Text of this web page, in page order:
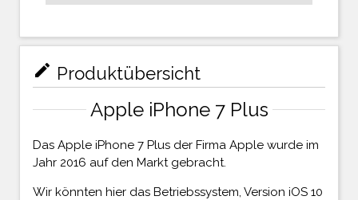
mode_edit Produktübersicht
Apple iPhone 7 Plus
Das Apple iPhone 7 Plus der Firma Apple wurde im
Jahr 2016 auf den Markt gebracht.
Wir könnten hier das Betriebssystem, Version iOS 10